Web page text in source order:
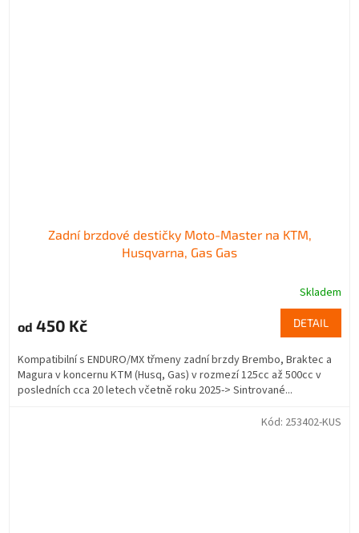
Zadní brzdové destičky Moto-Master na KTM,
Husqvarna, Gas Gas
Skladem
od 450 Kč DETAIL
Kompatibilní s ENDURO/MX třmeny zadní brzdy Brembo, Braktec a
Magura v koncernu KTM (Husq, Gas) v rozmezí 125cc až 500cc v
posledních cca 20 letech včetně roku 2025-> Sintrované...
Kód: 253402-KUS